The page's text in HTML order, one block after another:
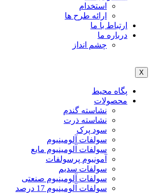
استخدام
ارائه طرح ها
ارتباط با ما
درباره ما
چشم انداز
X
پگاه محیط
محصولات
نشاسته گندم
نشاسته ذرت
سود پرک
سولفات آلومینیوم
سولفات آلومینیوم مایع
آمونیوم پرسولفات
سولفات سدیم
سولفات آلومینیوم صنعتی
سولفات آلومینیوم 17 درصد